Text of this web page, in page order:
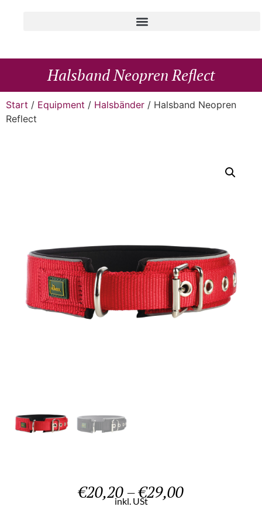
Halsband Neopren Reflect
Start / Equipment / Halsbänder / Halsband Neopren
Reflect
€20,20–€29,00
inkl. USt